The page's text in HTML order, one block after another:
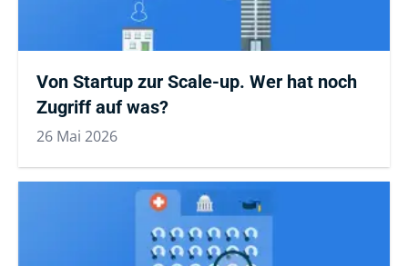
Von Startup zur Scale-up. Wer hat noch
Zugriff auf was?
26 Mai 2026